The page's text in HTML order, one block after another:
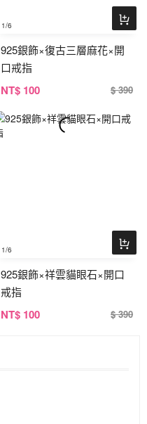
1/6
925銀飾×復古三層麻花×開
口戒指
NT$ 100 $ 390
1/6
925銀飾×祥雲貓眼石×開口
戒指
NT$ 100 $ 390